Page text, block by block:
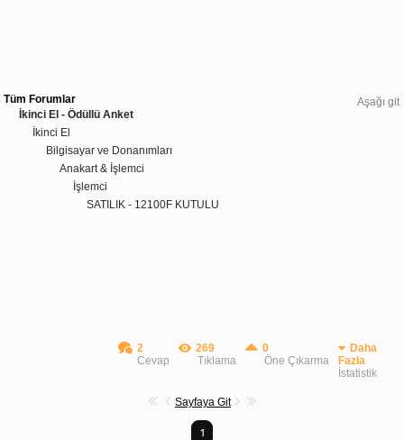
Aşağı git
Tüm Forumlar
İkinci El - Ödüllü Anket
İkinci El
Bilgisayar ve Donanımları
Anakart & İşlemci
İşlemci
SATILIK - 12100F KUTULU
2
Cevap
269
Tıklama
0
Öne Çıkarma
Daha
Fazla
İstatistik
Sayfaya Git
1